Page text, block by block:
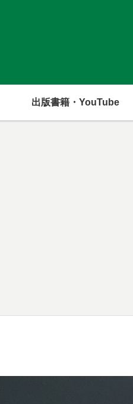
出版書籍・YouTube